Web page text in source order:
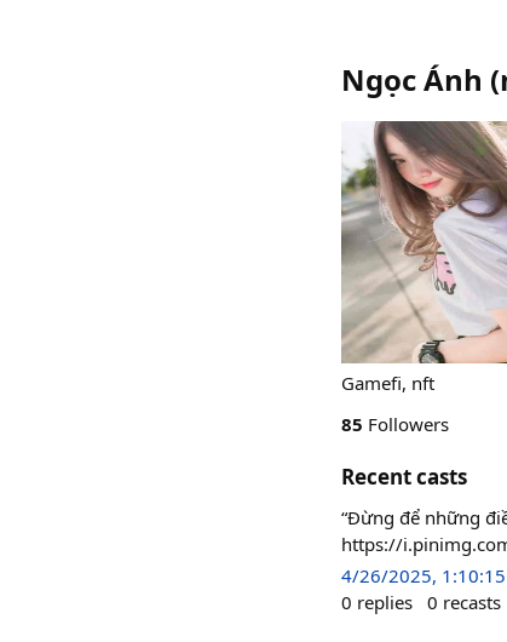
Ngọc Ánh (
Gamefi, nft
85 Followers
Recent casts
“Đừng để những
https://
4/26/2025,
0 replies 0 recasts